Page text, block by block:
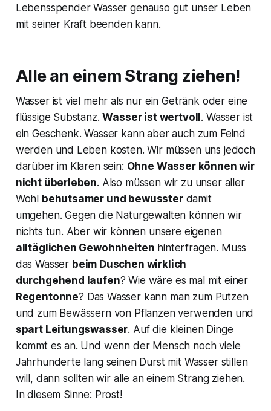
Lebensspender Wasser genauso gut unser Leben
mit seiner Kraft beenden kann.
Alle an einem Strang ziehen!
Wasser ist viel mehr als nur ein Getränk oder eine
flüssige Substanz.Wasser ist wertvoll . Wasser ist
ein Geschenk. Wasser kann aber auch zum Feind
werden und Leben kosten. Wir müssen uns jedoch
darüber im Klaren sein: Ohne Wasser können wir
nicht überleben. Also müssen wir zu unser aller
Wohl behutsamer und bewussterdamit
umgehen. Gegen die Naturgewalten können wir
nichts tun. Aber wir können unsere eigenen
alltäglichen Gewohnheiten hinterfragen. Muss
das Wasser beim Duschen wirklich
durchgehend laufen? Wie wäre es mal mit einer
Regentonne? Das Wasser kann man zum Putzen
und zum Bewässern von Pflanzen verwenden und
spart Leitungswasser. Auf die kleinen Dinge
kommt es an. Und wenn der Mensch noch viele
Jahrhunderte lang seinen Durst mit Wasser stillen
will, dann sollten wir alle an einem Strang ziehen.
In diesem Sinne: Prost!